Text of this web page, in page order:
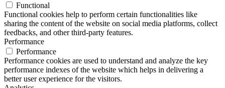
Functional
Functional cookies help to perform certain functionalities like
sharing the content of the website on social media platforms, collect
feedbacks, and other third-party features.
Performance
Performance
Performance cookies are used to understand and analyze the key
performance indexes of the website which helps in delivering a
better user experience for the visitors.